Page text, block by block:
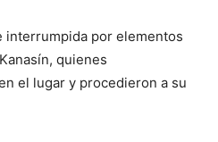
interrumpida por elementos
quienes
el lugar y procedieron a su